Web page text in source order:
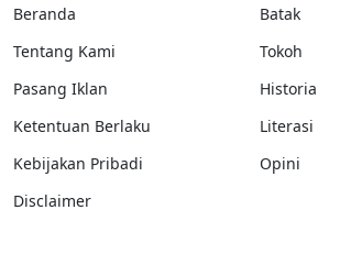
Beranda
Tentang Kami
Pasang Iklan
Ketentuan Berlaku
Kebijakan Pribadi
Disclaimer
Batak
Tokoh
Historia
Literasi
Opini